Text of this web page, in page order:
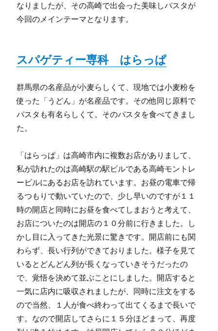
なりましたが、その高崎で出会った美味しパスタが
今回のメインテーマとなります。
スパゲティー専科 はらっぱ
群馬県の名産品が小麦らしくて、現地では小麦粉を
使った「うどん」が名産品です。その他同じ原料で
パスタも有名らしくて。そのパスタを食べてきまし
た。
「はらっぱ」は高崎市内に複数お店がありまして、
私が訪れたのは高崎駅の駅ビルである高崎モントレ
ービルにあるお店を訪れています。お昼の電車で帰
るつもりで動いていたので、少し早いのですが１１
時の開店と同時にお昼を食べてしまおうと考えて、
お店についたのは開店の１０分前に行きました。し
かし目に入ってきた光景に驚きです。開店前にも関
わらず、長い行列ができておりました。様子を見て
いるとどんどん列が長くなっていきそうだったの
で、覚悟を決めて並ぶことにしました。開店すると
一気に店内に吸収されましたが、同時に注文をする
ので当然、１人が食べ終わって出てくるまで長いで
す。なので開店してさらに１５分ほどまって、再度